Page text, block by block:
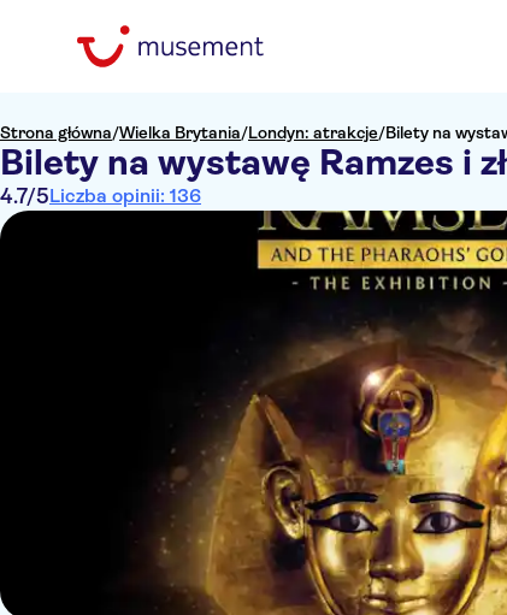
Strona główna/Wielka Brytania/Londyn: atrakcje/Bilety na
Bilety na wystawę Ramzes i
4.7/5Liczba opinii: 136